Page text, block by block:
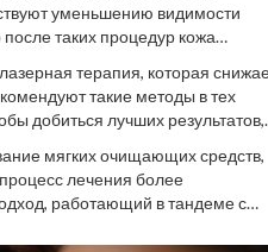
уменьшению видимости
таких процедур кожа
терапия, которая
такие методы в тех
добиться лучших результатов,
мягких очищающих средств,
лечения более
работающий в тандеме с